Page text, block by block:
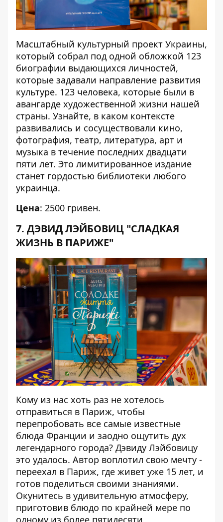
Масштабный культурный проект Украины,
который собрал под одной обложкой 123
биографии выдающихся личностей,
которые задавали направление развития
культуре. 123 человека, которые были в
авангарде художественной жизни нашей
страны. Узнайте, в каком контексте
развивались и сосуществовали кино,
фотография, театр, литература, арт и
музыка в течение последних двадцати
пяти лет. Это лимитированное издание
станет гордостью библиотеки любого
украинца.
Цена: 2500 гривен.
7. ДЭВИД ЛЭЙБОВИЦ "СЛАДКАЯ
ЖИЗНЬ В ПАРИЖЕ"
Кому из нас хоть раз не хотелось
отправиться в Париж, чтобы
перепробовать все самые известные
блюда Франции и заодно ощутить дух
легендарного города? Дэвиду Лэйбовицу
это удалось. Автор воплотил свою мечту -
переехал в Париж, где живет уже 15 лет, и
готов поделиться своими знаниями.
Окунитесь в удивительную атмосферу,
приготовив блюдо по крайней мере по
одному из более пятидесяти